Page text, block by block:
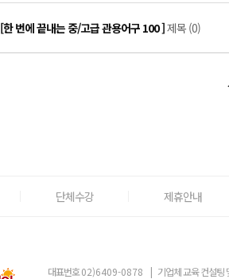
[한 번에 끝내는 중/고급 관용어구 100 ]제목 (0)
단체수강 제휴안내
대표번호02)6409-0878 | 기업체 교육 컨설팅